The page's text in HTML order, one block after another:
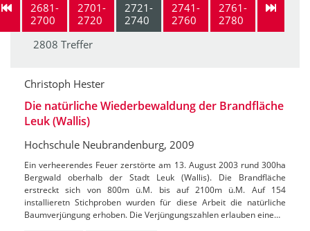
2681-
2700
2701-
2720
2721-
2740
2741-
2760
2761-
2780
2808 Treffer
Christoph Hester
Die natürliche Wiederbewaldung der Brandfläche
Leuk (Wallis)
Hochschule Neubrandenburg, 2009
Ein verheerendes Feuer zerstörte am 13. August 2003 rund 300ha
Bergwald oberhalb der Stadt Leuk (Wallis). Die Brandfläche
erstreckt sich von 800m ü.M. bis auf 2100m ü.M. Auf 154
installieretn Stichproben wurden für diese Arbeit die natürliche
Baumverjüngung erhoben. Die Verjüngungszahlen erlauben eine…